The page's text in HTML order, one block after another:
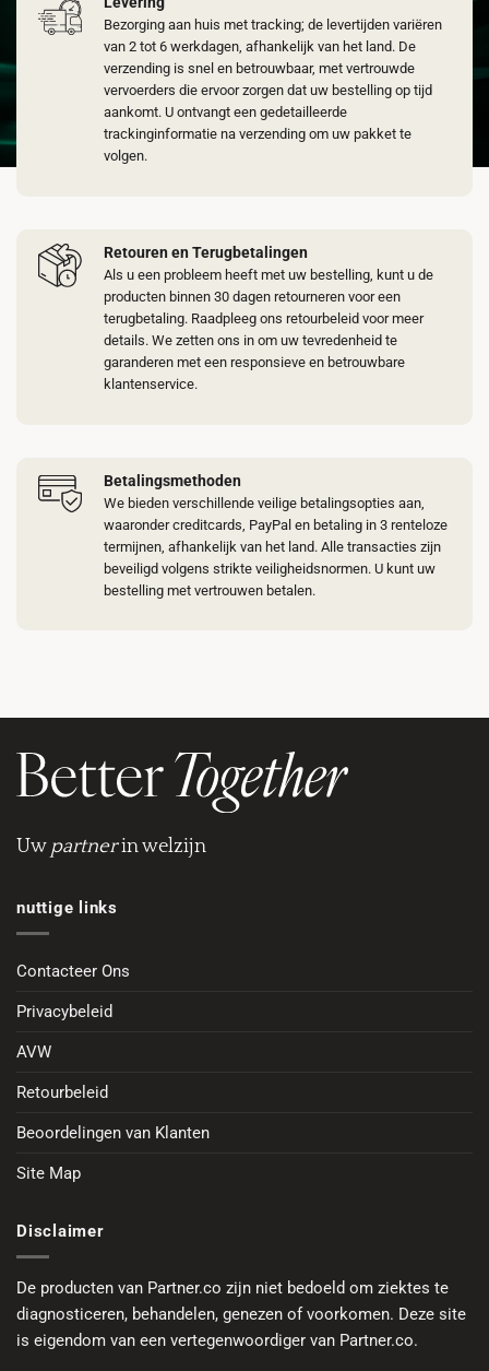
Bezorging aan huis met tracking; de levertijden variëren
van 2 tot 6 werkdagen, afhankelijk van het land. De
verzending is snel en betrouwbaar, met vertrouwde
vervoerders die ervoor zorgen dat uw bestelling op tijd
aankomt. U ontvangt een gedetailleerde
trackinginformatie na verzending om uw pakket te
volgen.
Retouren en Terugbetalingen
Als u een probleem heeft met uw bestelling, kunt u de
producten binnen 30 dagen retourneren voor een
terugbetaling. Raadpleeg ons retourbeleid voor meer
details. We zetten ons in om uw tevredenheid te
garanderen met een responsieve en betrouwbare
klantenservice.
Betalingsmethoden
We bieden verschillende veilige betalingsopties aan,
waaronder creditcards, PayPal en betaling in 3 renteloze
termijnen, afhankelijk van het land. Alle transacties zijn
beveiligd volgens strikte veiligheidsnormen. U kunt uw
bestelling met vertrouwen betalen.
Uw partnerin welzijn
nuttige links
Contacteer Ons
Privacybeleid
AVW
Retourbeleid
Beoordelingen van Klanten
Site Map
Disclaimer
De producten van Partner.co zijn niet bedoeld om ziektes te
diagnosticeren, behandelen, genezen of voorkomen. Deze site
is eigendom van een vertegenwoordiger van Partner.co.